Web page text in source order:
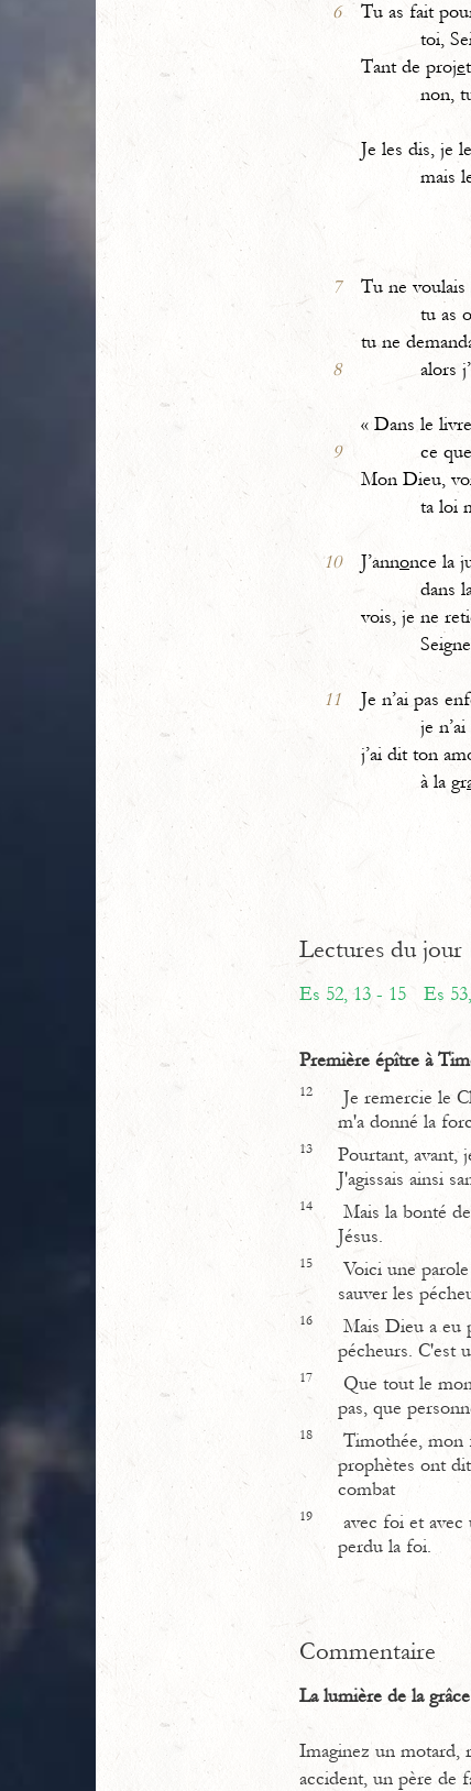
6 Tu as fait
toi,
Tant de proje
non, tu
Je les dis, je
mais
7 Tu ne
tu as
tu ne
8
alors j’ai
« Dans le
9
ce que
Mon Dieu,
ta loi
10 J’annonce la
dans la
vois, je ne
Seigne
11 Je n’ai pas
je n’ai
j’ai dit ton
à la gr
Lectures du jour
Es 52, 13 - 15 Es
Première épître à
12
Je remercie le
m'a donné la
13
Pourtant, avant,
J'agissais ainsi
14
Mais la bonté
Jésus.
15
Voici une
sauver les
16
Mais Dieu a eu
pécheurs. C'est
17
Que tout le
pas, que
18
Timothée, mon
prophètes ont
combat
19
avec foi et
perdu la foi.
Commentaire
La lumière de la grâce
Imaginez un motard,
accident, un père de